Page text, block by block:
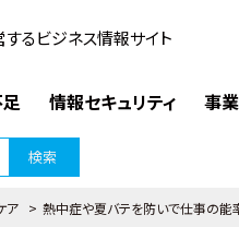
るビジネス情報サイト
情報セキュリティ 事
検索
ア > 熱中症や夏バテを防いで仕事の能